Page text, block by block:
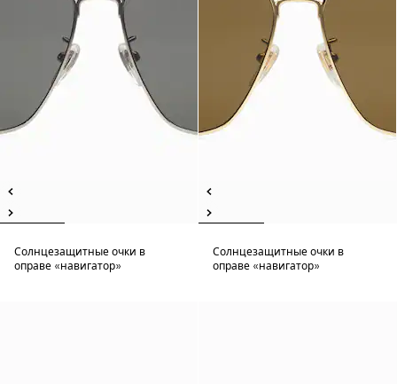
Солнцезащитные очки в
оправе «навигатор»
Солнцезащитные очки в
оправе «навигатор»